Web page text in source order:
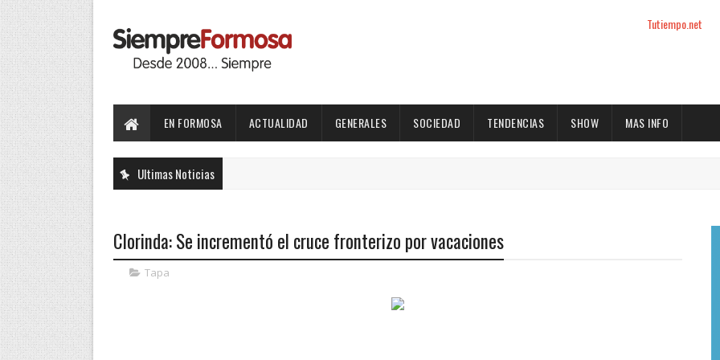
Tutiempo.net
EN FORMOSA ACTUALIDAD GENERALES SOCIEDAD TENDENCIAS SHOW MAS INFO
Ultimas Noticias
Clorinda: Se incrementó el cruce fronterizo por vacaciones
Tapa